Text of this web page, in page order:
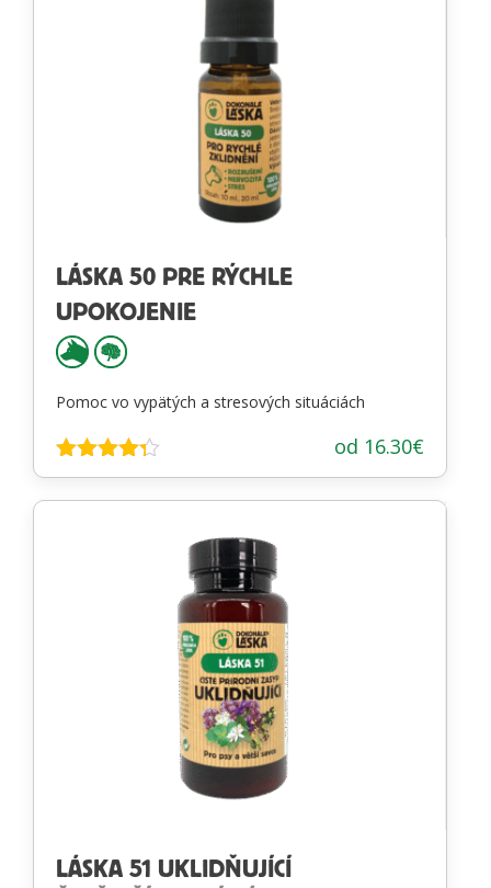
LÁSKA 50 PRE RÝCHLE
UPOKOJENIE
Pomoc vo vypätých a stresových situáciách
Hodnotenie
4.22z 5
od 16.30€
LÁSKA 51 UKLIDŇUJÍCÍ